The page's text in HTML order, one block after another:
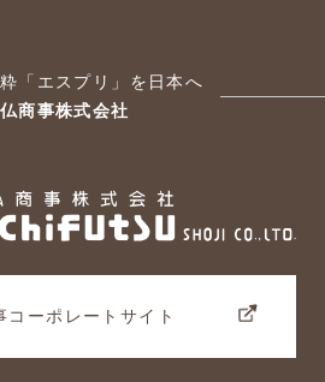
「エスプリ」を日本へ
商事株式会社
コーポレートサイト